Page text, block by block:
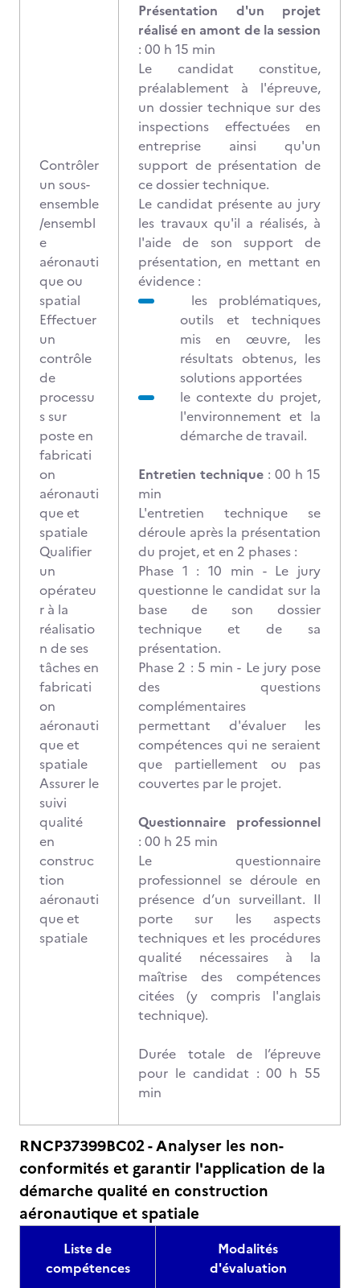
Contrôler
un sous-
ensemble
/ensembl
e
aéronauti
que ou
spatial
Effectuer
un
contrôle
de
processu
s sur
poste en
fabricati
on
aéronauti
que et
spatiale
Qualifier
un
opérateu
r à la
réalisatio
n de ses
tâches en
fabricati
on
aéronauti
que et
spatiale
Assurer le
suivi
qualité
en
construc
tion
aéronauti
que et
spatiale
Présentation d'un projet
réalisé en amont de la session
: 00 h 15 min
Le candidat constitue,
préalablement à l'épreuve,
un dossier technique sur des
inspections effectuées en
entreprise ainsi qu'un
support de présentation de
ce dossier technique.
Le candidat présente au jury
les travaux qu'il a réalisés, à
l'aide de son support de
présentation, en mettant en
évidence :
les problématiques,
outils et techniques
mis en œuvre, les
résultats obtenus, les
solutions apportées
le contexte du projet,
l'environnement et la
démarche de travail.
Entretien technique : 00 h 15
min
L'entretien technique se
déroule après la présentation
du projet, et en 2 phases :
Phase 1 : 10 min - Le jury
questionne le candidat sur la
base de son dossier
technique et de sa
présentation.
Phase 2 : 5 min - Le jury pose
des questions
complémentaires
permettant d'évaluer les
compétences qui ne seraient
que partiellement ou pas
couvertes par le projet.
Questionnaire professionnel
: 00 h 25 min
Le questionnaire
professionnel se déroule en
présence d’un surveillant. Il
porte sur les aspects
techniques et les procédures
qualité nécessaires à la
maîtrise des compétences
citées (y compris l'anglais
technique).
Durée totale de l’épreuve
pour le candidat : 00 h 55
min
RNCP37399BC02 - Analyser les non-
conformités et garantir l'application de la
démarche qualité en construction
aéronautique et spatiale
Liste de
compétences
Modalités
d'évaluation